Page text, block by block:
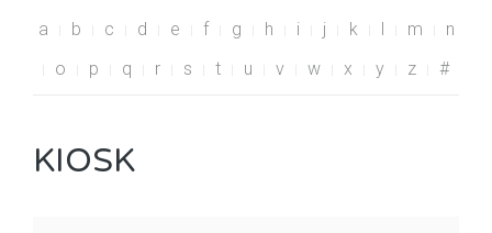
a b c d e f g h i j k l m
n
o
p q r s t u v w x y z #
KIOSK